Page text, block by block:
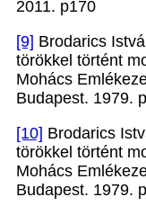
2011. p170
[9] Brodarics
törökkel történt
Mohács
Budapest. 1979.
[10] Brodarics
törökkel történt
Mohács
Budapest. 1979.